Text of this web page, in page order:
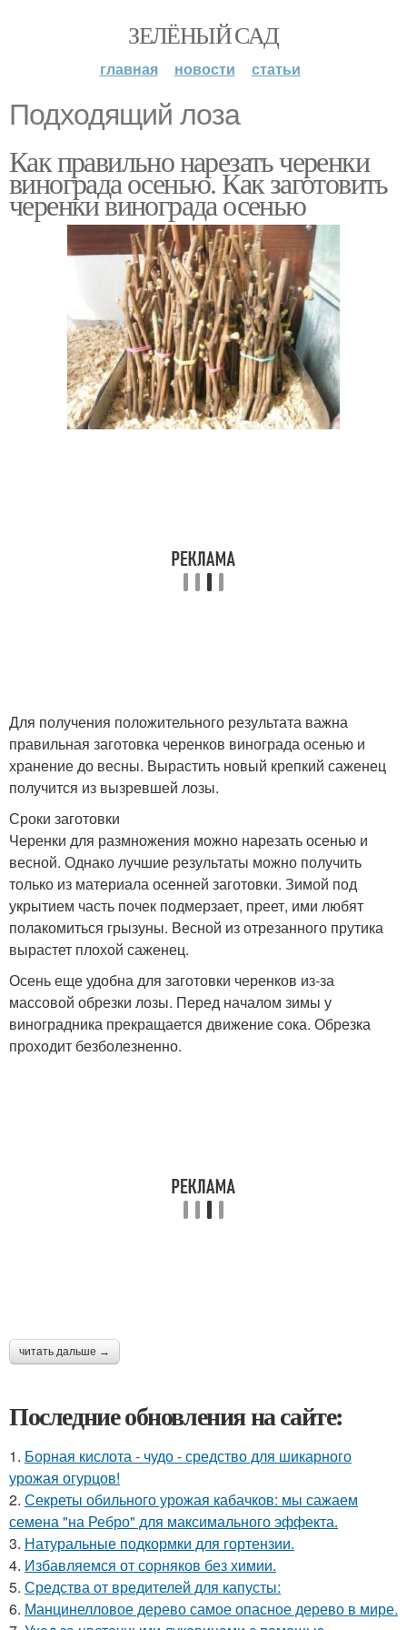
ЗЕЛЁНЫЙ САД
главная новости статьи
Подходящий лоза
Как правильно нарезать черенки
винограда осенью. Как заготовить
черенки винограда осенью
Для получения положительного результата важна
правильная заготовка черенков винограда осенью и
хранение до весны. Вырастить новый крепкий саженец
получится из вызревшей лозы.
Сроки заготовки
Черенки для размножения можно нарезать осенью и
весной. Однако лучшие результаты можно получить
только из материала осенней заготовки. Зимой под
укрытием часть почек подмерзает, преет, ими любят
полакомиться грызуны. Весной из отрезанного прутика
вырастет плохой саженец.
Осень еще удобна для заготовки черенков из-за
массовой обрезки лозы. Перед началом зимы у
виноградника прекращается движение сока. Обрезка
проходит безболезненно.
читать дальше →
Последние обновления на сайте:
1. Борная кислота - чудо - средство для шикарного
урожая огурцов!
2. Секреты обильного урожая кабачков: мы сажаем
семена "на Ребро" для максимального эффекта.
3. Натуральные подкормки для гортензии.
4. Избавляемся от сорняков без химии.
5. Средства от вредителей для капусты:
6. Манцинелловое дерево самое опасное дерево в мире.